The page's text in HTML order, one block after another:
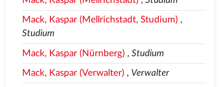
Mack, Kaspar (Mellrichstadt, Studium),
Studium
Mack, Kaspar (Nürnberg), Studium
Mack, Kaspar (Verwalter), Verwalter